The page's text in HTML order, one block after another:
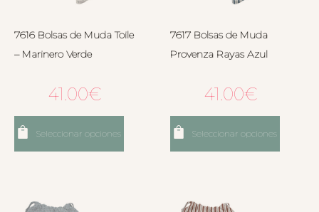
7616 Bolsas de Muda Toile
– Marinero Verde
41.00€
Seleccionar opciones
7617 Bolsas de Muda
Provenza Rayas Azul
41.00€
Seleccionar opciones